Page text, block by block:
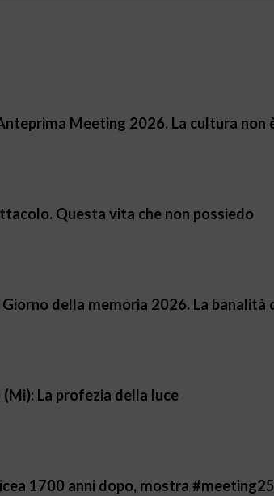
Meeting 2026. La cultura non
Questa vita che non possiedo
Giorno della memoria 2026. La banalità
La profezia della luce
1700 anni dopo, mostra #meeting25